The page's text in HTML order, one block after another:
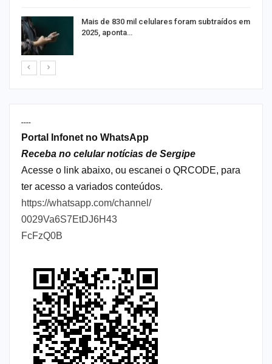
Mais de 830 mil celulares foram subtraídos em
2025, aponta…
----
Portal Infonet no WhatsApp
Receba no celular notícias de Sergipe
Acesse o link abaixo, ou escanei o QRCODE, para
ter acesso a variados conteúdos.
https://whatsapp.com/channel/
0029Va6S7EtDJ6H43
FcFzQ0B